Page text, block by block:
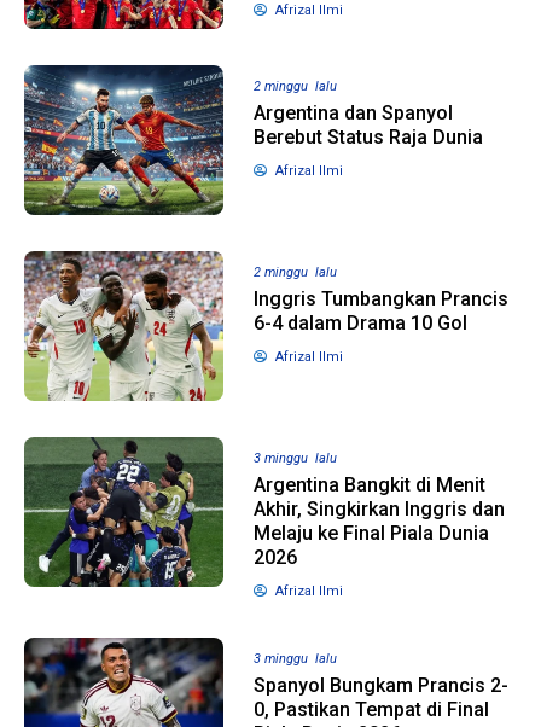
Afrizal Ilmi
2 minggu lalu
Argentina dan Spanyol
Berebut Status Raja Dunia
Afrizal Ilmi
2 minggu lalu
Inggris Tumbangkan Prancis
6-4 dalam Drama 10 Gol
Afrizal Ilmi
3 minggu lalu
Argentina Bangkit di Menit
Akhir, Singkirkan Inggris dan
Melaju ke Final Piala Dunia
2026
Afrizal Ilmi
3 minggu lalu
Spanyol Bungkam Prancis 2-
0, Pastikan Tempat di Final